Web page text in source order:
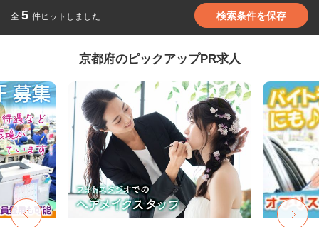
全 5 件ヒットしました 検索条件を保存
京都府のピックアップPR求人